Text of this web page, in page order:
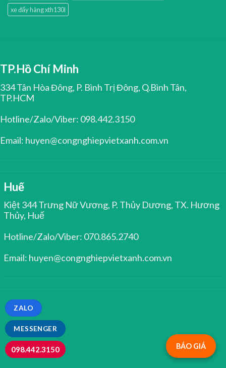
xe đẩy hàng xth130l
TP.Hồ Chí Minh
334 Tân Hòa Đông, P. Bình Trị Đông, Q.Bình Tân,
TP.HCM
Hotline/Zalo/Viber: 098.442.3150
Email: huyen@congnghiepvietxanh.com.vn
Huế
Kiệt 344 Trưng Nữ Vương, P. Thủy Dương, TX. Hương
Thủy, Huế
Hotline/Zalo/Viber: 070.865.2740
Email: huyen@congnghiepvietxanh.com.vn
BÁO GIÁ
MESSENGER
ZALO
098.442.3150